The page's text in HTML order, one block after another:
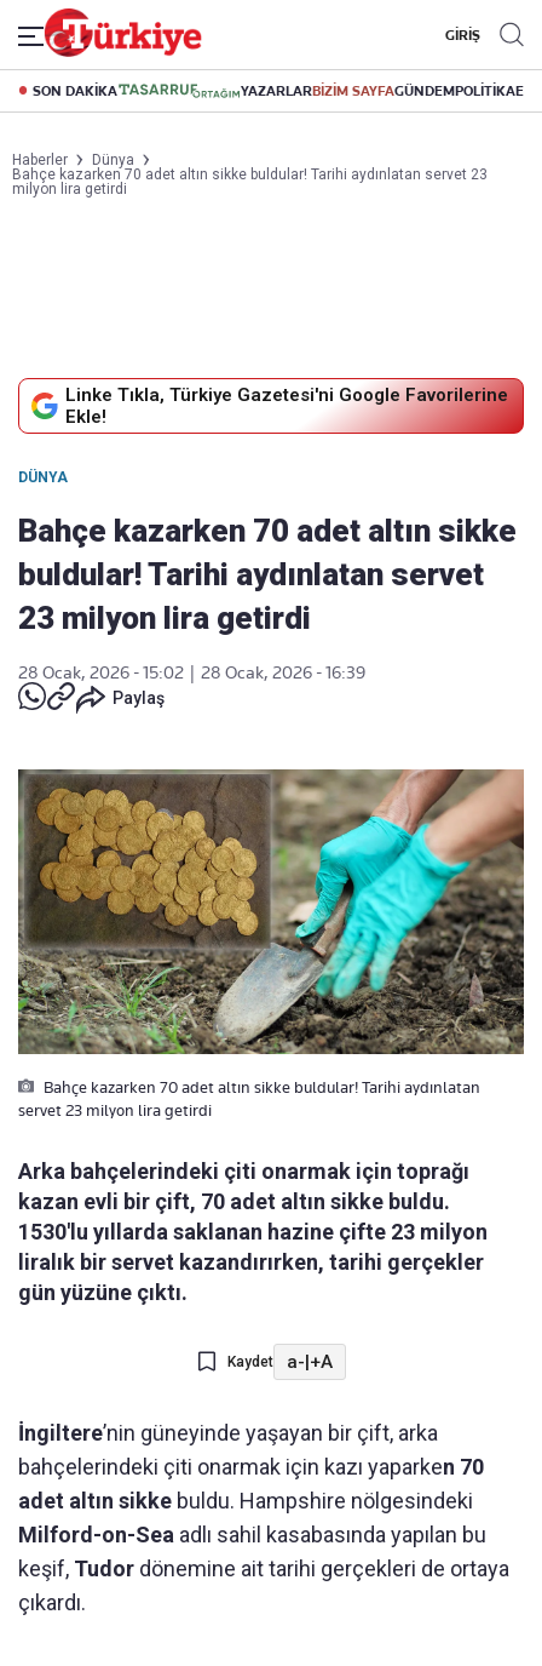
GİRİŞ
SON DAKİKA YAZARLARBİZİM SAYFAGÜNDEMPOLİTİKA
Haberler
Dünya
Bahçe kazarken 70 adet altın sikke buldular! Tarihi aydınlatan servet 23
milyon lira getirdi
Linke Tıkla, Türkiye Gazetesi'ni Google Favorilerine
Ekle!
DÜNYA
Bahçe kazarken 70 adet altın sikke
buldular! Tarihi aydınlatan servet
23 milyon lira getirdi
28 Ocak, 2026 - 15:02
28 Ocak, 2026 - 16:39
Paylaş
Bahçe kazarken 70 adet altın sikke buldular! Tarihi aydınlatan
servet 23 milyon lira getirdi
Arka bahçelerindeki çiti onarmak için toprağı
kazan evli bir çift, 70 adet altın sikke buldu.
1530'lu yıllarda saklanan hazine çifte 23 milyon
liralık bir servet kazandırırken, tarihi gerçekler
gün yüzüne çıktı.
Kaydet a-|+A
İngiltere’nin güneyinde yaşayan bir çift, arka
bahçelerindeki çiti onarmak için kazı yaparken 70
adet altın sikke buldu. Hampshire nölgesindeki
Milford-on-Sea adlı sahil kasabasında yapılan bu
keşif, Tudor dönemine ait tarihi gerçekleri de ortaya
çıkardı.